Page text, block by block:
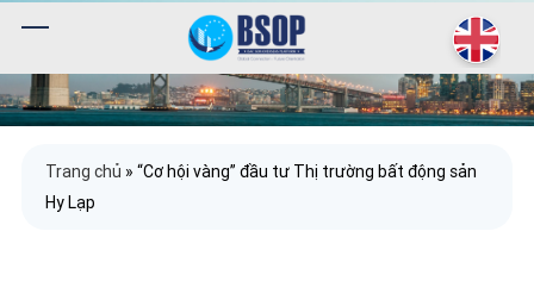
Trang chủ » “Cơ hội vàng” đầu tư Thị trường bất động sản
Hy Lạp